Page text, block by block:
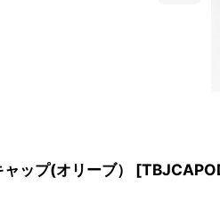
ップ(オリーブ） [